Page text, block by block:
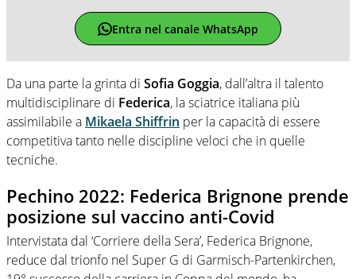
Entra nel canale WhatsApp
Da una parte la grinta di Sofia Goggia, dall’altra il talento
multidisciplinare di Federica, la sciatrice italiana più
assimilabile a Mikaela Shiffrin per la capacità di essere
competitiva tanto nelle discipline veloci che in quelle
tecniche.
Pechino 2022: Federica Brignone prende
posizione sul vaccino anti-Covid
Intervistata dal ‘Corriere della Sera’, Federica Brignone,
reduce dal trionfo nel Super G di Garmisch-Partenkirchen,